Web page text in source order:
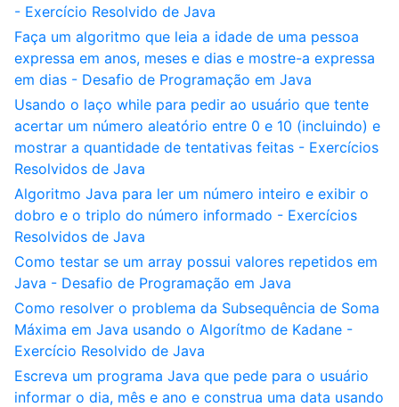
- Exercício Resolvido de Java
Faça um algoritmo que leia a idade de uma pessoa
expressa em anos, meses e dias e mostre-a expressa
em dias - Desafio de Programação em Java
Usando o laço while para pedir ao usuário que tente
acertar um número aleatório entre 0 e 10 (incluindo) e
mostrar a quantidade de tentativas feitas - Exercícios
Resolvidos de Java
Algoritmo Java para ler um número inteiro e exibir o
dobro e o triplo do número informado - Exercícios
Resolvidos de Java
Como testar se um array possui valores repetidos em
Java - Desafio de Programação em Java
Como resolver o problema da Subsequência de Soma
Máxima em Java usando o Algorítmo de Kadane -
Exercício Resolvido de Java
Escreva um programa Java que pede para o usuário
informar o dia, mês e ano e construa uma data usando